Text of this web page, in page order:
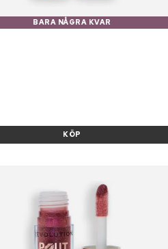
BARA NÅGRA KVAR
KÖP